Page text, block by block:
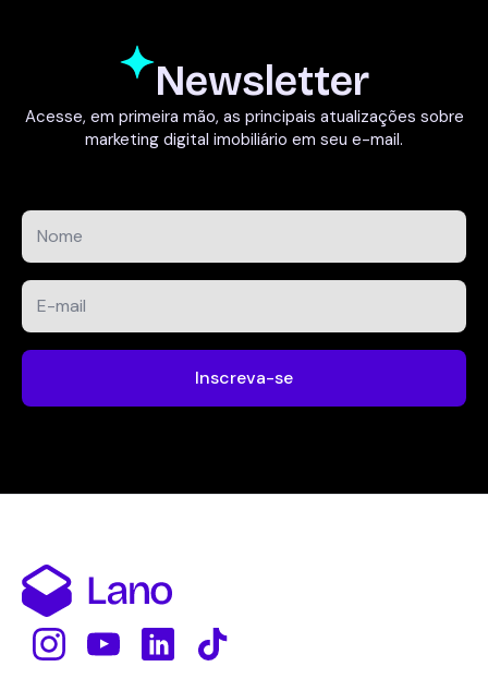
Newsletter
Acesse, em primeira mão, as principais atualizações sobre
marketing digital imobiliário em seu e-mail.
Nome
E-
mail
Inscreva-se